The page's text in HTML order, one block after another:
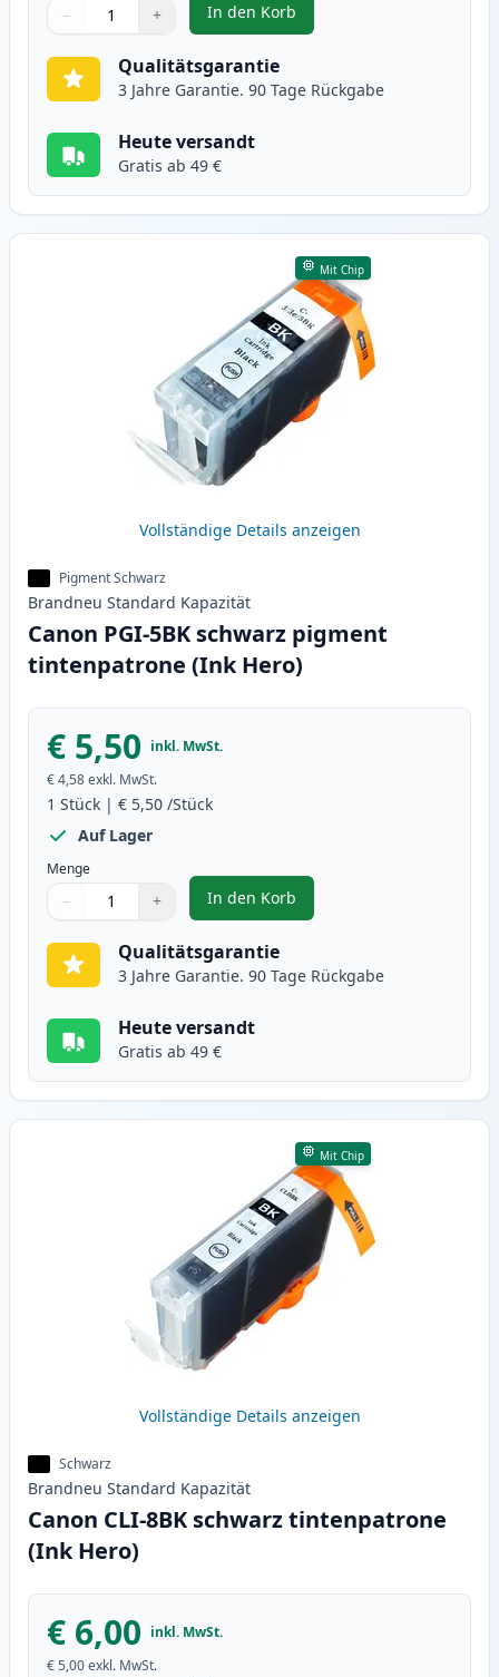
Verwenden Sie die Tasten, um anzupassen
− +
1
In den Korb
, 4 stück Canon CLI-8
Qualitätsgarantie
3 Jahre Garantie. 90 Tage Rückgabe
Heute versandt
Gratis ab 49 €
Mit Chip
Vollständige Details anzeigen
Pigment Schwarz
Brandneu Standard Kapazität
Canon PGI-5BK schwarz pigment
tintenpatrone (Ink Hero)
€ 5,50 inkl. MwSt.
€ 4,58exkl. MwSt.
1 Stück | € 5,50 /Stück
Auf Lager
Menge
Verwenden Sie die Tasten, um anzupassen
− +
1
In den Korb
, Canon PGI-5BK schwarz
Qualitätsgarantie
3 Jahre Garantie. 90 Tage Rückgabe
Heute versandt
Gratis ab 49 €
Mit Chip
Vollständige Details anzeigen
Schwarz
Brandneu Standard Kapazität
Canon CLI-8BK schwarz tintenpatrone
(Ink Hero)
€ 6,00 inkl. MwSt.
€ 5,00exkl. MwSt.